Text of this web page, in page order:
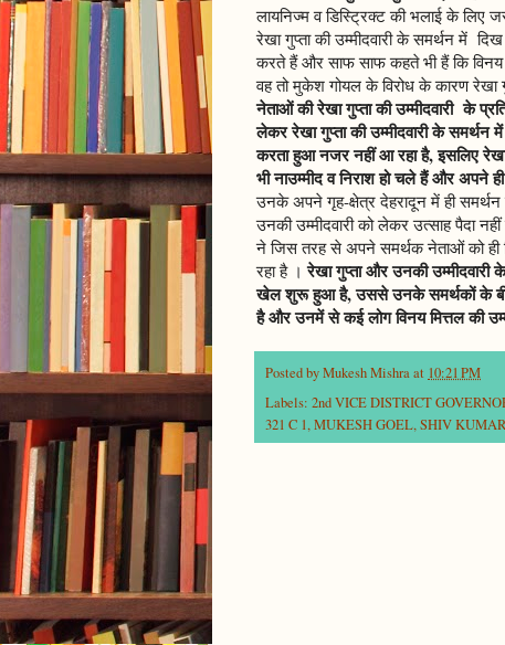
लायनिज्म व डिस्ट्रिक्ट की भलाई के लिए
रेखा गुप्ता की उम्मीदवारी के समर्थन में
करते हैं और साफ साफ कहते भी हैं कि विनय
वह तो मुकेश गोयल के विरोध के कारण रेखा
नेताओं की रेखा गुप्ता की उम्मीदवारी के
लेकर रेखा गुप्ता की उम्मीदवारी के
करता हुआ नजर नहीं आ रहा है, इसलिए
भी नाउम्मीद व निराश हो चले हैं और अपने
उनके अपने गृह-क्षेत्र देहरादून में ही समर्थन
उनकी उम्मीदवारी को लेकर उत्साह पैदा
ने जिस तरह से अपने समर्थक नेताओं को ही
रहा है ।रेखा गुप्ता और उनकी
खेल शुरू हुआ है, उससे उनके समर्थकों के
है और उनमें से कई लोग विनय मित्तल की
Posted byMukesh Mishraat 10:21 PM
Labels: 2nd VICE DISTRICT
321 C 1,MUKESH GOEL,SHIV